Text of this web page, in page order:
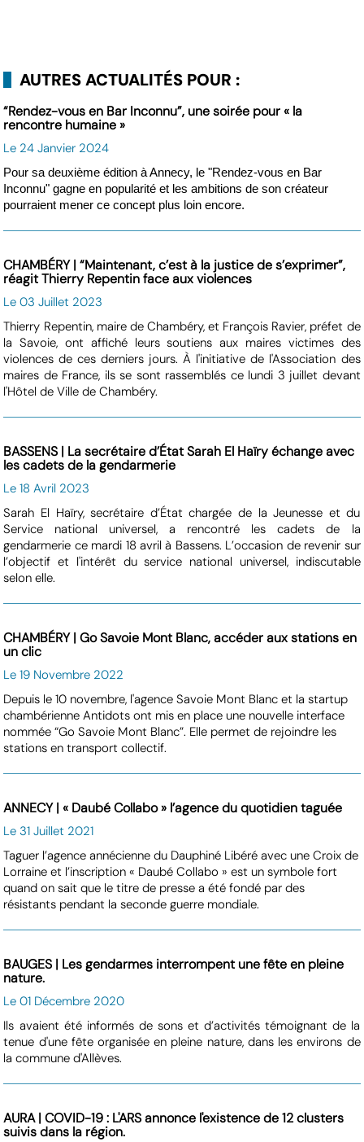
AUTRES ACTUALITÉS POUR :
“Rendez-vous en Bar Inconnu”, une soirée pour « la
rencontre humaine »
Le 24 Janvier 2024
Pour sa deuxième édition à Annecy, le "Rendez-vous en Bar
Inconnu" gagne en popularité et les ambitions de son créateur
pourraient mener ce concept plus loin encore.
CHAMBÉRY | “Maintenant, c’est à la justice de s’exprimer”,
réagit Thierry Repentin face aux violences
Le 03 Juillet 2023
Thierry Repentin, maire de Chambéry, et François Ravier, préfet de
la Savoie, ont affiché leurs soutiens aux maires victimes des
violences de ces derniers jours. À l'initiative de l'Association des
maires de France, ils se sont rassemblés ce lundi 3 juillet devant
l'Hôtel de Ville de Chambéry.
BASSENS | La secrétaire d’État Sarah El Haïry échange avec
les cadets de la gendarmerie
Le 18 Avril 2023
Sarah El Haïry, secrétaire d’État chargée de la Jeunesse et du
Service national universel, a rencontré les cadets de la
gendarmerie ce mardi 18 avril à Bassens. L’occasion de revenir sur
l’objectif et l'intérêt du service national universel, indiscutable
selon elle.
CHAMBÉRY | Go Savoie Mont Blanc, accéder aux stations en
un clic
Le 19 Novembre 2022
Depuis le 10 novembre, l'agence Savoie Mont Blanc et la startup
chambérienne Antidots ont mis en place une nouvelle interface
nommée “Go Savoie Mont Blanc”. Elle permet de rejoindre les
stations en transport collectif.
ANNECY | « Daubé Collabo » l’agence du quotidien taguée
Le 31 Juillet 2021
Taguer l’agence annécienne du Dauphiné Libéré avec une Croix de
Lorraine et l’inscription « Daubé Collabo » est un symbole fort
quand on sait que le titre de presse a été fondé par des
résistants pendant la seconde guerre mondiale.
BAUGES | Les gendarmes interrompent une fête en pleine
nature.
Le 01 Décembre 2020
Ils avaient été informés de sons et d’activités témoignant de la
tenue d'une fête organisée en pleine nature, dans les environs de
la commune d'Allèves.
AURA | COVID-19 : L'ARS annonce l'existence de 12 clusters
suivis dans la région.